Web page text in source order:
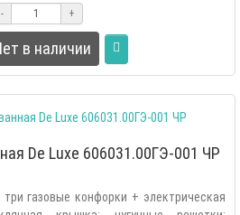
- +
в наличии
De Luxe 606031.00ГЭ-001 ЧР
газовые конфорки + электрическая